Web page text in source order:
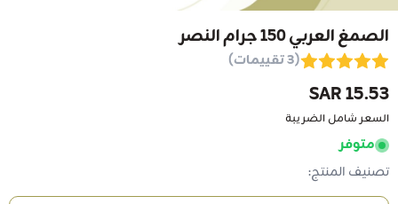
الصمغ العربي 150 جرام النصر
(3 تقييمات)
15.53 SAR
السعر شامل الضريبة
متوفر
تصنيف المنتج: